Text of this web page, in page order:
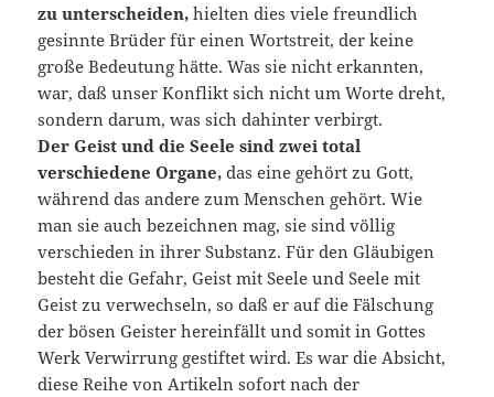
zu unterscheiden, hielten dies viele freundlich
gesinnte Brüder für einen Wortstreit, der keine
große Bedeutung hätte. Was sie nicht erkannten,
war, daß unser Konflikt sich nicht um Worte dreht,
sondern darum, was sich dahinter verbirgt.
Der Geist und die Seele sind zwei total
verschiedene Organe, das eine gehört zu Gott,
während das andere zum Menschen gehört. Wie
man sie auch bezeichnen mag, sie sind völlig
verschieden in ihrer Substanz. Für den Gläubigen
besteht die Gefahr, Geist mit Seele und Seele mit
Geist zu verwechseln, so daß er auf die Fälschung
der bösen Geister hereinfällt und somit in Gottes
Werk Verwirrung gestiftet wird. Es war die Absicht,
diese Reihe von Artikeln sofort nach der